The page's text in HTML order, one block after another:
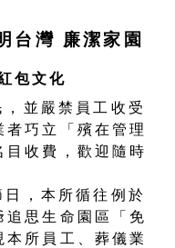
台灣 廉潔家園
包文化
並嚴禁員工收受
巧立「殯在管理
目收費，歡迎隨時
，本所循往例於
追思生命園區「免
所員工、葬儀業